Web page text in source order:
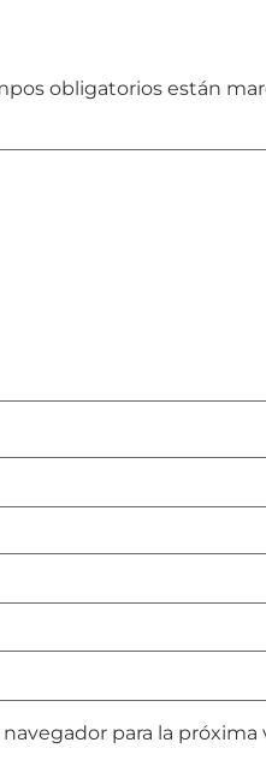
obligatorios están
para la